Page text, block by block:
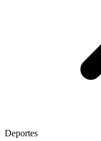
Deportes